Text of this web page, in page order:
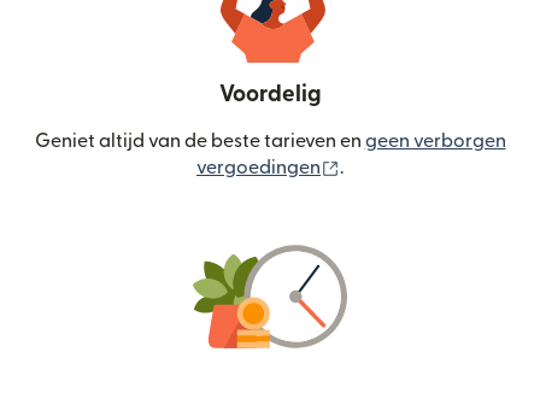
Voordelig
Geniet altijd van de beste tarieven en geen verborgen
vergoedingen
.